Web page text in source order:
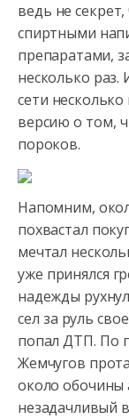
ведь не
спиртными
препаратами,
несколько
сети
версию о том,
пороков.
Напомним,
похвастал
мечтал
уже принялся
надежды
сел за руль
попал ДТП. По
Жемчугов
около обочины
незадачливый